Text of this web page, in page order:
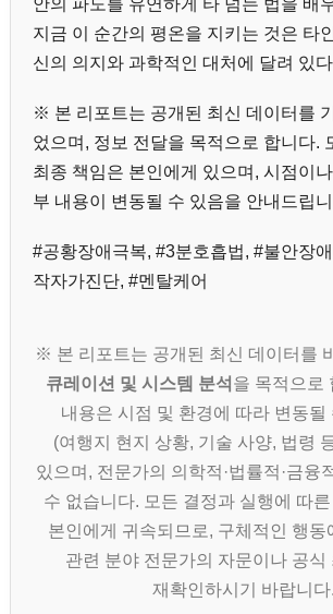
지금 이 순간의 평온을 지키는 것은 타
신의 의지와 과학적인 대처에 달려 있
※ 본 리포트는 공개된 최신 데이터를
었으며, 정보 전달을 목적으로 합니다.
최종 책임은 본인에게 있으며, 시점이
부 내용이 변동될 수 있음을 안내드립
#공황장애극복, #3분호흡법, #불안장
작자가진단, #멘탈케어
※ 본 리포트는 공개된 최신 데이터를
큐레이션 및 시스템 분석 을 목적으로
내용은 시점 및 환경에 따라 변동될
(여행지 현지 상황, 기술 사양, 법령
있으며, 전문가의 의학적·법률적·금융
수 없습니다. 모든 결정과 실행에 따
본인에게 귀속되므로, 구체적인 행동
관련 분야 전문가의 자문이나 공식
재확인하시기 바랍니다.